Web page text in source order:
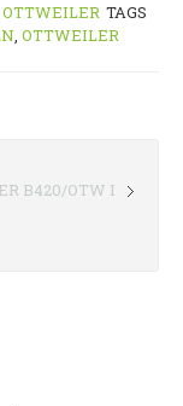
OTTWEILER TAGS
, OTTWEILER
B420/OTW I